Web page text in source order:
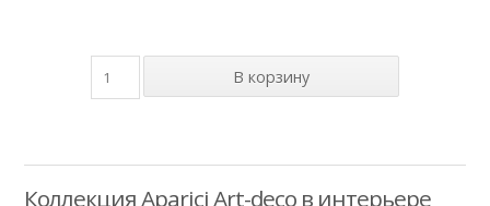
Коллекция Aparici Art-deco в интерьере